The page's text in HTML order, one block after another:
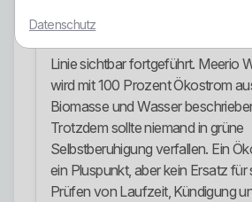
Linie sichtbar fortgeführt. Meerio
wird mit 100 Prozent Ökostrom
Biomasse und Wasser
Trotzdem sollte niemand in grüne
Selbstberuhigung verfallen. Ein
ein Pluspunkt, aber kein Ersatz für
Prüfen von Laufzeit, Kündigung
Datenschutz